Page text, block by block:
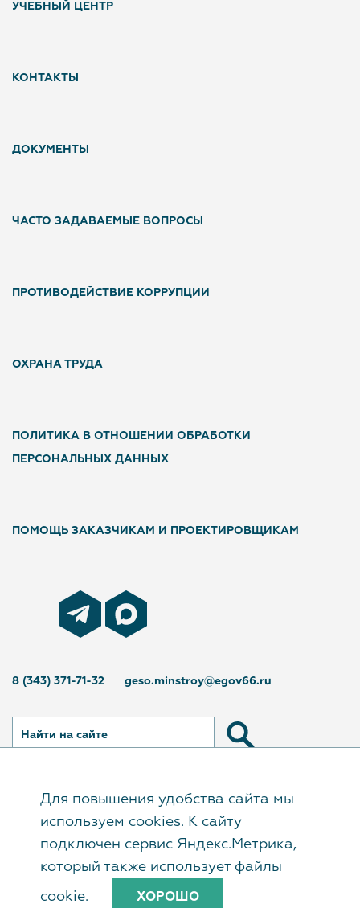
УЧЕБНЫЙ ЦЕНТР
КОНТАКТЫ
ДОКУМЕНТЫ
ЧАСТО ЗАДАВАЕМЫЕ ВОПРОСЫ
ПРОТИВОДЕЙСТВИЕ КОРРУПЦИИ
ОХРАНА ТРУДА
ПОЛИТИКА В ОТНОШЕНИИ ОБРАБОТКИ
ПЕРСОНАЛЬНЫХ ДАННЫХ
ПОМОЩЬ ЗАКАЗЧИКАМ И ПРОЕКТИРОВЩИКАМ
8 (343) 371-71-32 geso.minstroy@egov66.ru
Найти на сайте
© Государственное автономное учреждение
Свердловской области «Управление
государственной экспертизы», 2017–2026
Для повышения удобства сайта мы
используем cookies. К сайту
подключен сервис Яндекс.Метрика,
который также использует файлы
cookie. ХОРОШО